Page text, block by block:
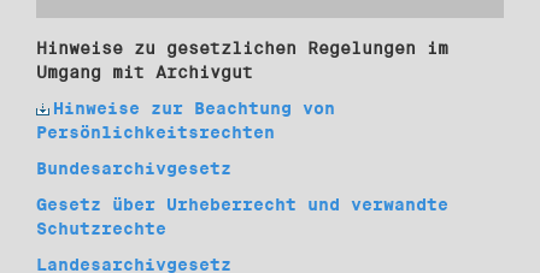
Hinweise zu gesetzlichen Regelungen im
Umgang mit Archivgut
Hinweise zur Beachtung von
Persönlichkeitsrechten
Bundesarchivgesetz
Gesetz über Urheberrecht und verwandte
Schutzrechte
Landesarchivgesetz